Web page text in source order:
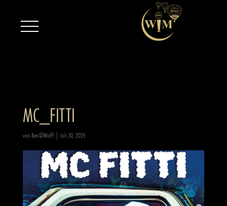
MC_FITTI
von Ben@Wolff| Juli 30, 2025